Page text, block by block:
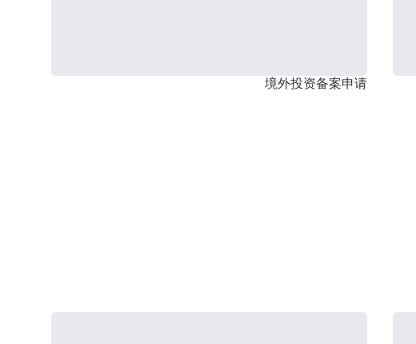
境外投资备案申请